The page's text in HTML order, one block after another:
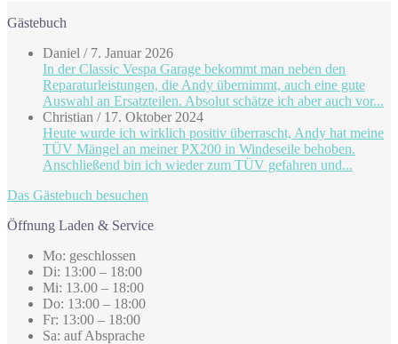
Gästebuch
Daniel / 7. Januar 2026
In der Classic Vespa Garage bekommt man neben den
Reparaturleistungen, die Andy übernimmt, auch eine gute
Auswahl an Ersatzteilen. Absolut schätze ich aber auch vor...
Christian / 17. Oktober 2024
Heute wurde ich wirklich positiv überrascht, Andy hat meine
TÜV Mängel an meiner PX200 in Windeseile behoben.
Anschließend bin ich wieder zum TÜV gefahren und...
Das Gästebuch besuchen
Öffnung Laden & Service
Mo: geschlossen
Di: 13:00 – 18:00
Mi: 13.00 – 18:00
Do: 13:00 – 18:00
Fr: 13:00 – 18:00
Sa: auf Absprache